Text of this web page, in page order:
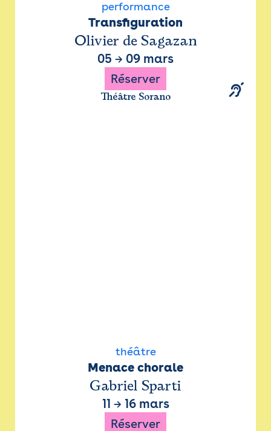
performance
Transfiguration
Olivier de Sagazan
05 → 09 mars
Réserver
Théâtre Sorano
théâtre
Menace chorale
Gabriel Sparti
11 → 16 mars
Réserver